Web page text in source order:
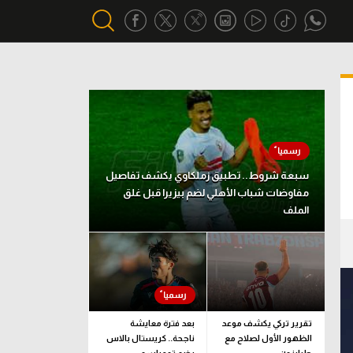
أقسام خاصة
Gamers
ميركاتو
تحقيق في الجول
تقرير في الجول
تحليل في الجول
حكايات في الجول
كويز في الجول
فيديو في الجول
سبعة شروط.. تطبيق زملكاوي يكشف تفاصيل
مفاوضات شباب الأهلي لضم بيزيرا قبل غلق
الملف
تقرير تركي يكشف موعد
الظهور الأول لصلاح مع
بعد فترة معايشة
ناجحة.. كريستال بالاس